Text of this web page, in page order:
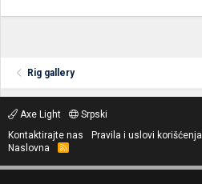
Rig gallery
Axe Light
Srpski
Kontaktirajte nas
Pravila i uslovi korišćenja
Naslovna
R
S